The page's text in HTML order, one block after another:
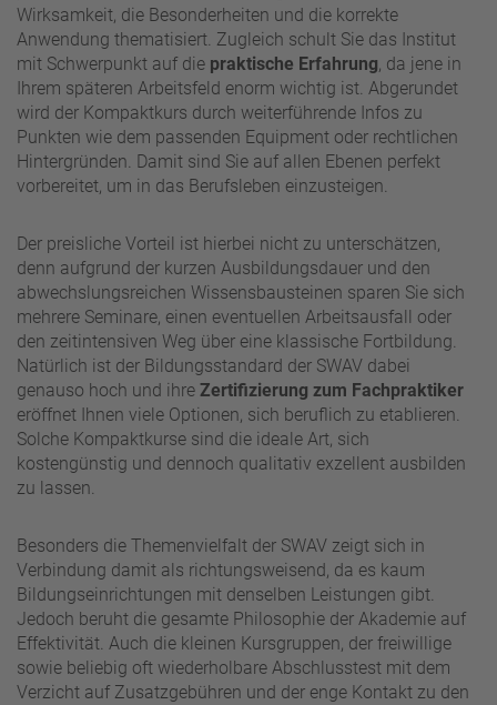
Wirksamkeit, die Besonderheiten und die korrekte
Anwendung thematisiert. Zugleich schult Sie das Institut
mit Schwerpunkt auf die praktische Erfahrung, da jene in
Ihrem späteren Arbeitsfeld enorm wichtig ist. Abgerundet
wird der Kompaktkurs durch weiterführende Infos zu
Punkten wie dem passenden Equipment oder rechtlichen
Hintergründen. Damit sind Sie auf allen Ebenen perfekt
vorbereitet, um in das Berufsleben einzusteigen.
Der preisliche Vorteil ist hierbei nicht zu unterschätzen,
denn aufgrund der kurzen Ausbildungsdauer und den
abwechslungsreichen Wissensbausteinen sparen Sie sich
mehrere Seminare, einen eventuellen Arbeitsausfall oder
den zeitintensiven Weg über eine klassische Fortbildung.
Natürlich ist der Bildungsstandard der SWAV dabei
genauso hoch und ihre Zertifizierung zum Fachpraktiker
eröffnet Ihnen viele Optionen, sich beruflich zu etablieren.
Solche Kompaktkurse sind die ideale Art, sich
kostengünstig und dennoch qualitativ exzellent ausbilden
zu lassen.
Besonders die Themenvielfalt der SWAV zeigt sich in
Verbindung damit als richtungsweisend, da es kaum
Bildungseinrichtungen mit denselben Leistungen gibt.
Jedoch beruht die gesamte Philosophie der Akademie auf
Effektivität. Auch die kleinen Kursgruppen, der freiwillige
sowie beliebig oft wiederholbare Abschlusstest mit dem
Verzicht auf Zusatzgebühren und der enge Kontakt zu den